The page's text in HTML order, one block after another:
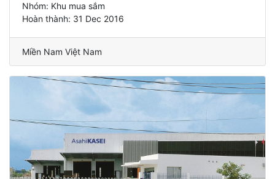
Nhóm: Khu mua sắm
Hoàn thành: 31 Dec 2016
Miền Nam Việt Nam